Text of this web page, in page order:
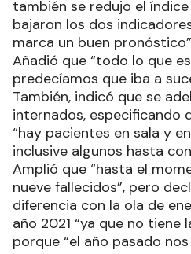
también se redujo el
bajaron los dos
marca un buen
Añadió que “todo lo que
predecíamos que iba a
También, indicó que se
internados, especificando
“hay pacientes en sala y
inclusive algunos hasta
Amplió que “hasta el
nueve fallecidos”, pero
diferencia con la ola de
año 2021 “ya que no tiene
porque “el año pasado